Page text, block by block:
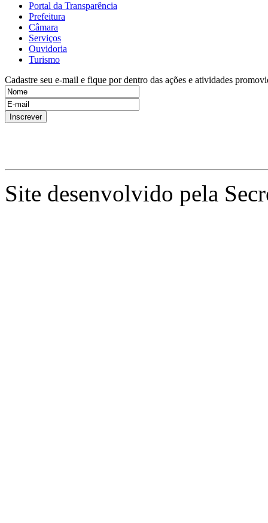
Portal da Transparência
Prefeitura
Câmara
Serviços
Ouvidoria
Turismo
Cadastre seu e-mail e fique por dentro das ações e atividades
Site desenvolvido pela